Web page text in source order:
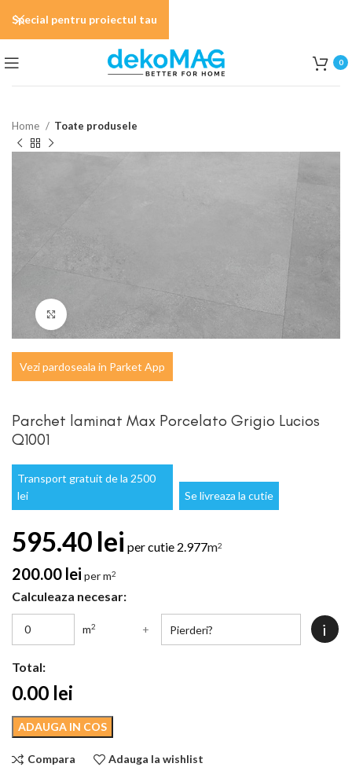
0
Home Toate produsele
Vezi pardoseala in Parket App
Parchet laminat Max Porcelato Grigio Lucios
Q1001
Transport gratuit de la 2500
lei
Se livreaza la cutie
595.40 lei per cutie 2.977m2
200.00 lei per m2
Calculeaza necesar:
m2 + i
Total:
0.00 lei
ADAUGA IN COS
Compara Adauga la wishlist
Special pentru proiectul tau